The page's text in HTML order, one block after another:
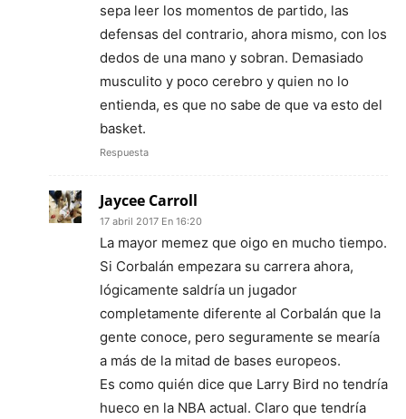
sepa leer los momentos de partido, las
defensas del contrario, ahora mismo, con los
dedos de una mano y sobran. Demasiado
musculito y poco cerebro y quien no lo
entienda, es que no sabe de que va esto del
basket.
Respuesta
Jaycee Carroll
17 abril 2017 En 16:20
La mayor memez que oigo en mucho tiempo.
Si Corbalán empezara su carrera ahora,
lógicamente saldría un jugador
completamente diferente al Corbalán que la
gente conoce, pero seguramente se mearía
a más de la mitad de bases europeos.
Es como quién dice que Larry Bird no tendría
hueco en la NBA actual. Claro que tendría